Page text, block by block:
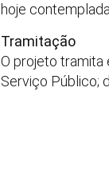
hoje
Tramitação
O projeto tramita
Serviço Público;